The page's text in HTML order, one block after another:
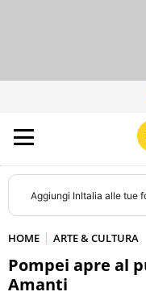
Aggiungi InItalia alle tue
HOME ARTE & CULTURA
Pompei apre al
Amanti